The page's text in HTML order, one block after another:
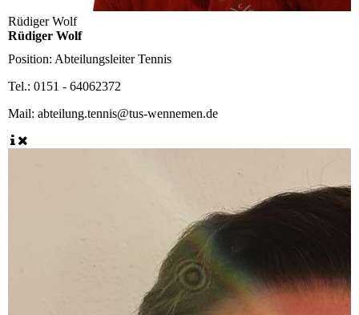
Rüdiger Wolf
Rüdiger Wolf
Position: Abteilungsleiter Tennis
Tel.: 0151 - 64062372
Mail: abteilung.tennis@tus-wennemen.de